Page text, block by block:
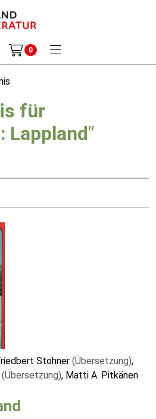
0
für
Lappland"
Stohner (Übersetzung),
(Übersetzung), Matti A. Pitkänen